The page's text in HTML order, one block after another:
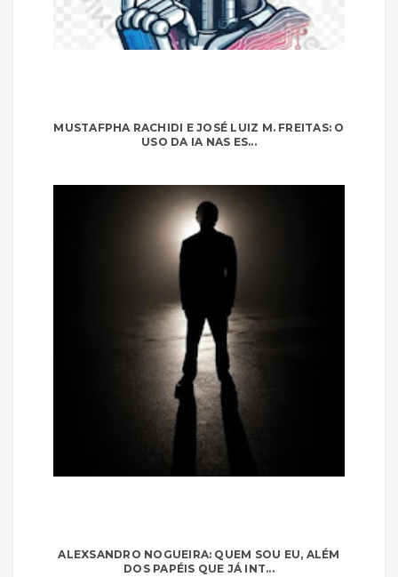
MUSTAFPHA RACHIDI E JOSÉ LUIZ M. FREITAS: O
USO DA IA NAS ES...
ALEXSANDRO NOGUEIRA: QUEM SOU EU, ALÉM
DOS PAPÉIS QUE JÁ INT...